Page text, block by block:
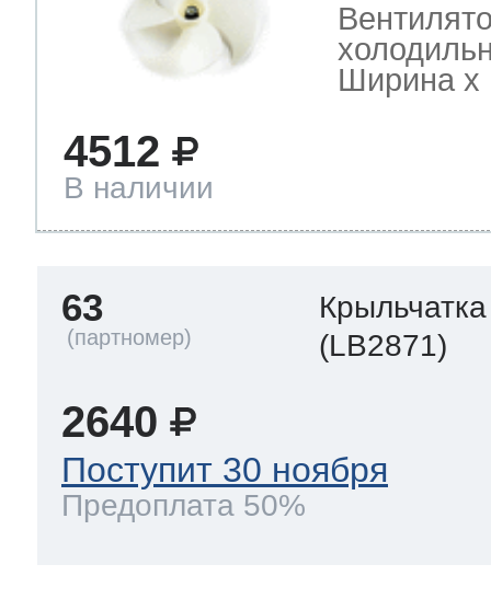
Ширина х
4512
В наличии
63
(LB2871)
2640
Поступит 30 ноября
Предоплата 50%